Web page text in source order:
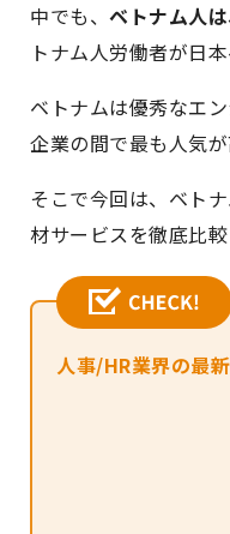
中でも、 ベトナム人
トナム人労働者が日
ベトナムは優秀なエ
企業の間で最も人気が
そこで今回は、ベト
材サービスを徹底比較
人事/HR業界の最